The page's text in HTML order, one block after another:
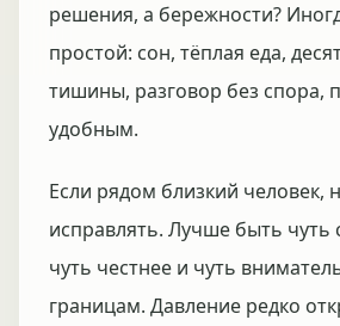
решения, а бережности?
простой: сон, тёплая еда,
тишины, разговор без спора,
удобным.
Если рядом близкий человек,
исправлять. Лучше быть чуть
чуть честнее и чуть
границам. Давление редко